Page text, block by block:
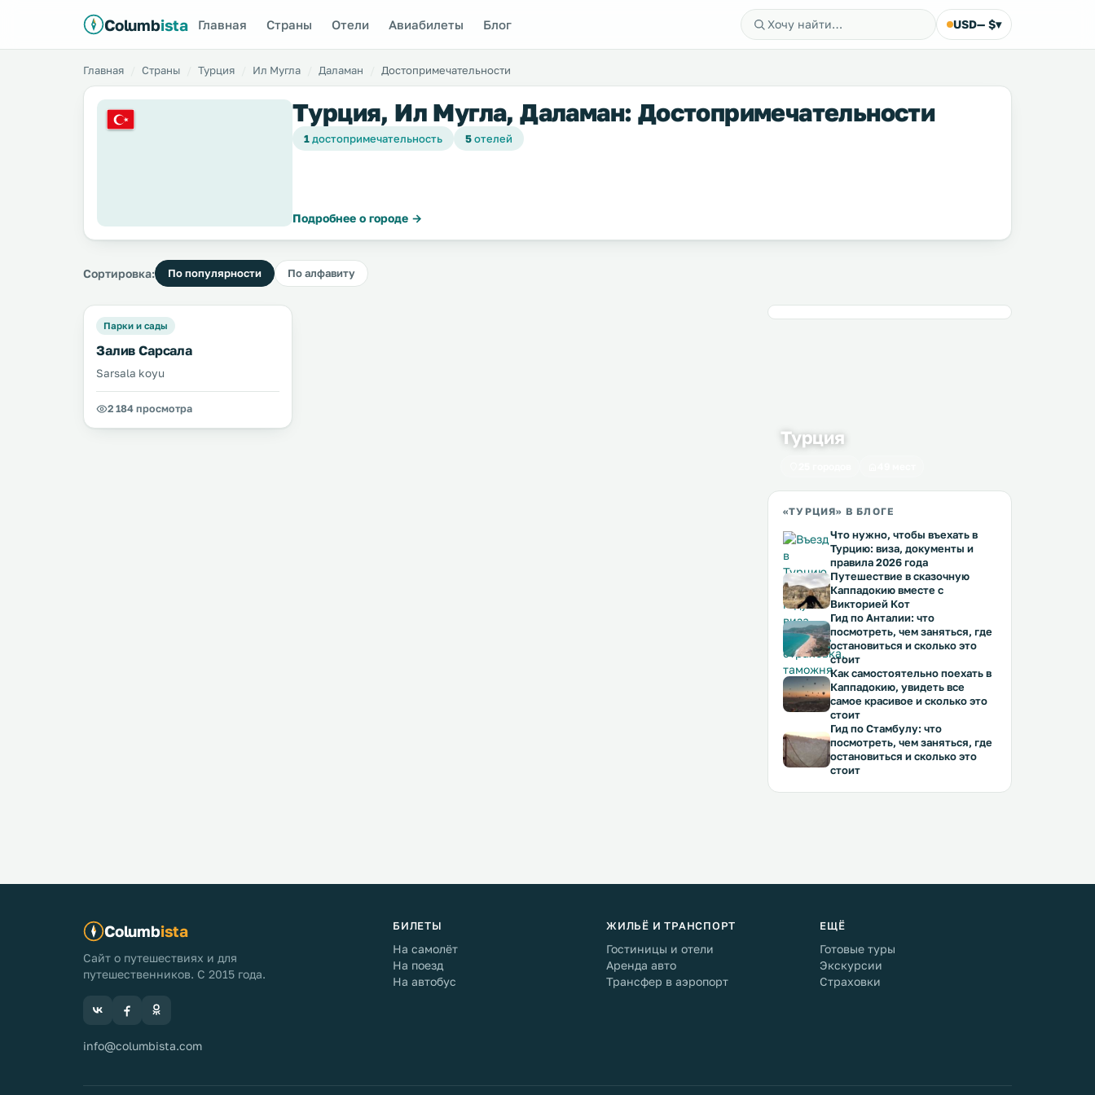
Columbista Главная Страны Отели Авиабилеты Блог USD— $▾
Главная Страны Турция Ил Мугла Даламан Достопримечательности
Турция, Ил Мугла, Даламан: Достопримечательности
1достопримечательность 5отелей
Подробнее о городе →
Сортировка: По популярности По алфавиту
Парки и сады
Залив Сарсала
Sarsala koyu
2 184 просмотра
Турция
«ТУРЦИЯ» В БЛОГЕ
Что нужно, чтобы въехать в
Турцию: виза, документы и
правила 2026 года
Путешествие в сказочную
Каппадокию вместе с
Викторией Кот
Гид по Анталии: что
посмотреть, чем заняться, где
остановиться и сколько это
стоит
Как самостоятельно поехать в
Каппадокию, увидеть все
самое красивое и сколько это
стоит
Гид по Стамбулу: что
посмотреть, чем заняться, где
остановиться и сколько это
стоит
Columbista
Сайт о путешествиях и для
путешественников. С 2015 года.
info@columbista.com
БИЛЕТЫ
На самолёт
На поезд
На автобус
ЖИЛЬЁ И ТРАНСПОРТ
Гостиницы и отели
Аренда авто
Трансфер в аэропорт
ЕЩЁ
Готовые туры
Экскурсии
Страховки